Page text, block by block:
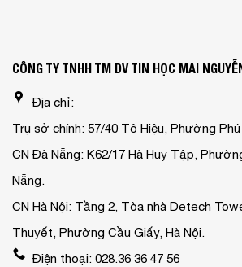
CÔNG TY TNHH TM DV TIN HỌC MAI
Địa chỉ:
Trụ sở chính: 57/40 Tô Hiệu, Phường
CN Đà Nẵng: K62/17 Hà Huy Tập,
Nẵng.
CN Hà Nội: Tầng 2, Tòa nhà Detech
Thuyết, Phường Cầu Giấy, Hà Nội.
Điện thoại: 028.36 36 47 56